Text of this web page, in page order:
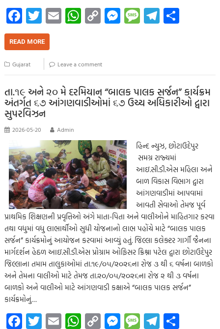
Fa
ce
b
o
o
k
T
wi
tt
er
E
m
W
h
s
A
p
p
C
o
y
Li
nk
M
es
g
er
M
es
e
Te
le
m
READ MORE
Gujarat Leave a comment
તા.૧૯ અને ૨૦ મે દરમિયાન “બાલક પાલક સર્જન” કાર્યક્રમ
અંતર્ગત ૬૭ આંગણવાડીઓમાં ૬૭ ઉચ્ચ અધિકારીઓ દ્વારા
સુપરવિઝન
2026-05-20 Admin
હિન્દ ન્યુઝ, છોટાઉદેપુર
સમગ્ર રાજ્યમાં
આઇ.સી.ડી.એસ મહિલા અને
બાળ વિકાસ વિભાગ દ્વારા
આંગણવાડીમાં આપવામાં
આવતી સેવાઓ તેમજ પૂર્વ
પ્રાથમિક શિક્ષણની પ્રવૃત્તિઓ અંગે માતા-પિતા અને વાલીઓને માહિતગાર કરવા
તથા વધુમાં વધુ લાભાર્થીઓ સુધી યોજનાનો લાભ પહોંચે માટે “બાલક પાલક
સર્જન” કાર્યક્રમોનું આયોજન કરવામાં આવ્યું હતું. જિલ્લા કલેક્ટર ગાર્ગી જૈનના
માર્ગદર્શન હેઠળ આઇ.સી.ડી.એસ પ્રોગ્રામ ઓફિસર ક્રિશ્ના પટેલ દ્વારા છોટાઉદેપુર
જિલ્લાના તમામ તાલુકાઓમાં તા.૧૯/૦૫/૨૦૨૬ના રોજ ૩ થી ૬ વર્ષના બાળકો
અને તેમના વાલીઓ માટે તેમજ તા.૨૦/૦૫/૨૦૨૬ના રોજ ૨ થી ૩ વર્ષના
બાળકો અને વાલીઓ માટે આંગણવાડી કક્ષાએ “બાલક પાલક સર્જન”
કાર્યક્રમોનું…
Fa T E W C M M Te